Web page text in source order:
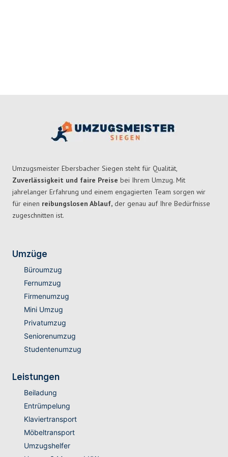
Umzugsmeister Ebersbacher Siegen steht für Qualität,
Zuverlässigkeit und faire Preise bei Ihrem Umzug. Mit
jahrelanger Erfahrung und einem engagierten Team sorgen wir
für einen reibungslosen Ablauf, der genau auf Ihre Bedürfnisse
zugeschnitten ist.
Umzüge
Büroumzug
Fernumzug
Firmenumzug
Mini Umzug
Privatumzug
Seniorenumzug
Studentenumzug
Leistungen
Beiladung
Entrümpelung
Klaviertransport
Möbeltransport
Umzugshelfer